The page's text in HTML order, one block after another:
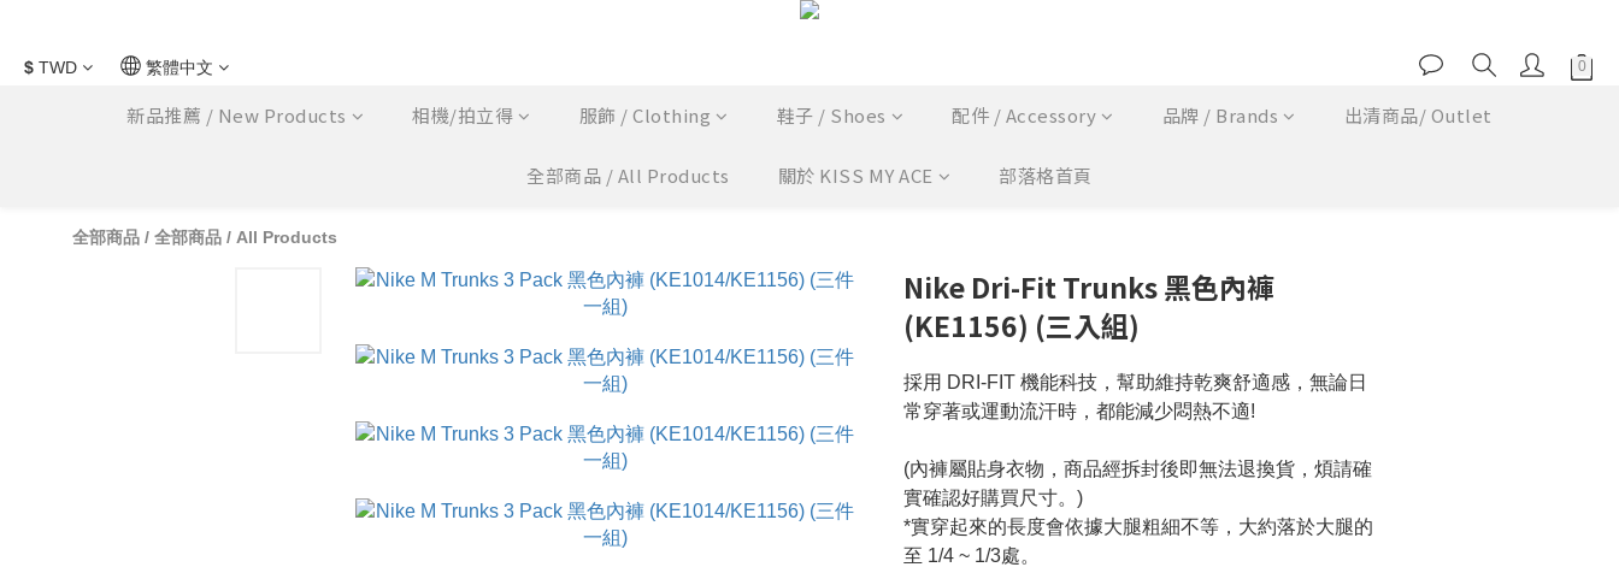
$ TWD 繁體中文
新品推薦 / New Products 相機/拍立得 服飾 / Clothing 鞋子 / Shoes 配件 / Accessory 品牌 / Brands 出清商品/ Outlet
全部商品 / All Products 關於 KISS MY ACE 部落格首頁
全部商品 / 全部商品 / All Products
Nike Dri-Fit Trunks 黑色內褲
(KE1156) (三入組)
採用 DRI-FIT 機能科技，幫助維持乾爽舒適感，無論日
常穿著或運動流汗時，都能減少悶熱不適!
(內褲屬貼身衣物，商品經拆封後即無法退換貨，煩請確
實確認好購買尺寸。)
*實穿起來的長度會依據大腿粗細不等，大約落於大腿的
至 1/4 ~ 1/3處。